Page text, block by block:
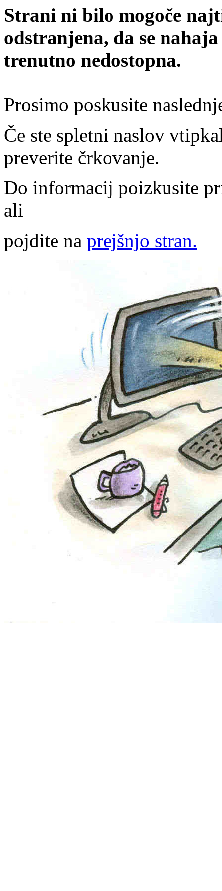
Strani ni bilo mogoče
odstranjena, da se
trenutno nedostopna.
Prosimo poskusite
Če ste spletni naslov
preverite črkovanje.
Do informacij poizkusite
ali
pojdite na prejšnjo stran.